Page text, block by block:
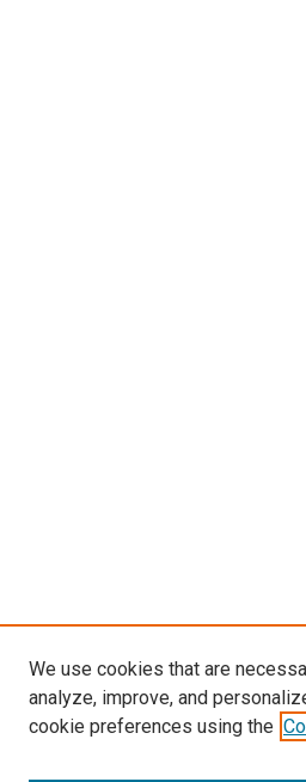
We use cookies that are
analyze, improve, and
cookie preferences using the